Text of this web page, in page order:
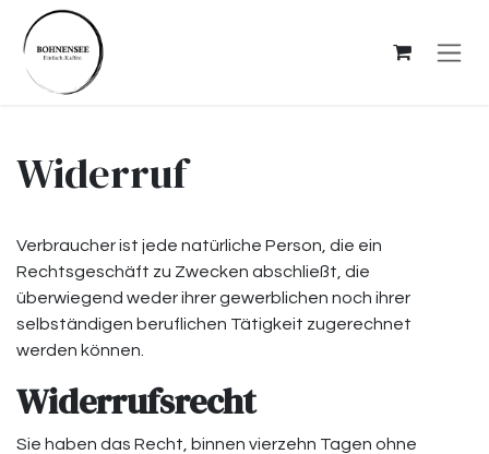
Zum Inhalt springen
Widerruf
Verbraucher ist jede natürliche Person, die ein
Rechtsgeschäft zu Zwecken abschließt, die
überwiegend weder ihrer gewerblichen noch ihrer
selbständigen beruflichen Tätigkeit zugerechnet
werden können.
Widerrufsrecht
Sie haben das Recht, binnen vierzehn Tagen ohne